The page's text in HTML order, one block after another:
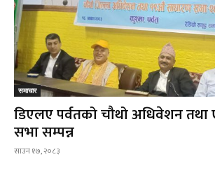
समाचार
डिएलए पर्वतको चौथो अधिवेशन तथा
सभा सम्पन्न
साउन १७, २०८३